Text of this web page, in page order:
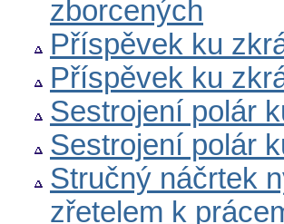
zborcených
Příspěvek ku
Příspěvek ku
Sestrojení polár
Sestrojení polár
Stručný náčrtek
zřetelem k